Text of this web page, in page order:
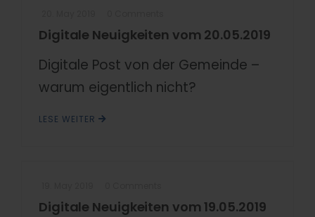
Digitale Neuigkeiten vom 20.05.2019
Digitale Post von der Gemeinde –
warum eigentlich nicht?
LESE WEITER
Digitale Neuigkeiten vom 19.05.2019